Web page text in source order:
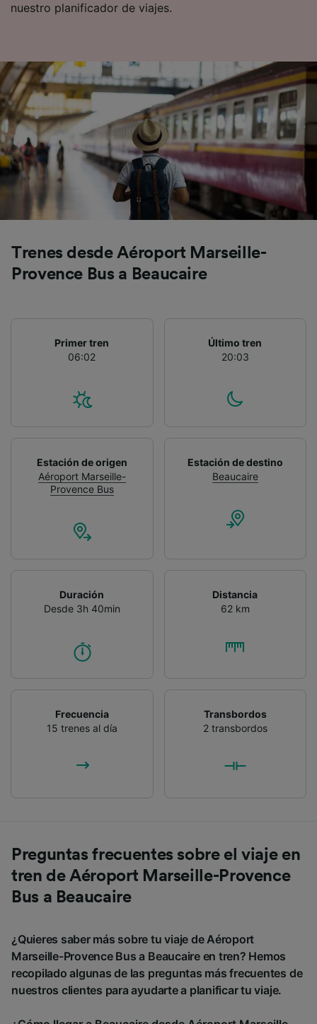
nuestro planificador de viajes.
Trenes desde Aéroport Marseille-
Provence Bus a Beaucaire
Primer tren
06:02
Último tren
20:03
Estación de origen
Aéroport Marseille-
Provence Bus
Estación de destino
Beaucaire
Duración
Desde 3h 40min
Distancia
62 km
Frecuencia
15 trenes al día
Transbordos
2 transbordos
Preguntas frecuentes sobre el viaje en
tren de Aéroport Marseille-Provence
Bus a Beaucaire
¿Quieres saber más sobre tu viaje de Aéroport
Marseille-Provence Bus a Beaucaire en tren? Hemos
recopilado algunas de las preguntas más frecuentes de
nuestros clientes para ayudarte a planificar tu viaje.